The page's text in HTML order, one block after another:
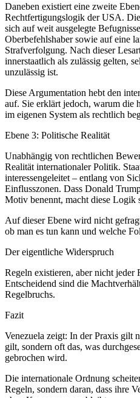
Daneben existiert eine zweite
Rechtfertigungslogik der USA.
sich auf weit ausgelegte
Oberbefehlshaber sowie auf eine
Strafverfolgung. Nach dieser
innerstaatlich als zulässig gelten,
unzulässig ist.
Diese Argumentation hebt den
auf. Sie erklärt jedoch, warum die
im eigenen System als rechtlich
Ebene 3: Politische Realität
Unabhängig von rechtlichen
Realität internationaler Politik.
interessengeleitet – entlang von
Einflusszonen. Dass Donald
Motiv benennt, macht diese Logik
Auf dieser Ebene wird nicht
ob man es tun kann und welche
Der eigentliche Widerspruch
Regeln existieren, aber nicht jeder
Entscheidend sind die
Regelbruchs.
Fazit
Venezuela zeigt: In der Praxis gilt
gilt, sondern oft das, was
gebrochen wird.
Die internationale Ordnung
Regeln, sondern daran, dass ihre